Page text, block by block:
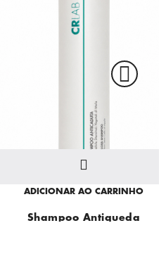
ADICIONAR AO CARRINHO
Shampoo Antiqueda